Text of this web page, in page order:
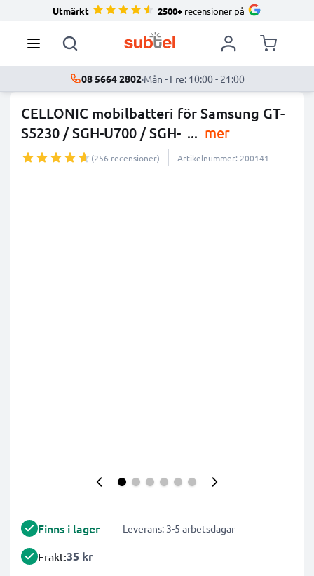
Utmärkt 2500+ recensioner på
08 5664 2802·Mån - Fre: 10:00 - 21:00
CELLONIC mobilbatteri för Samsung GT-
S5230 / SGH-U700 / SGH- ... mer
(256 recensioner) Artikelnummer: 200141
Finns i lager Leverans: 3-5 arbetsdagar
Frakt:35 kr